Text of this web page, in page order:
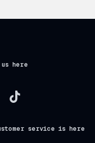
here
service is here